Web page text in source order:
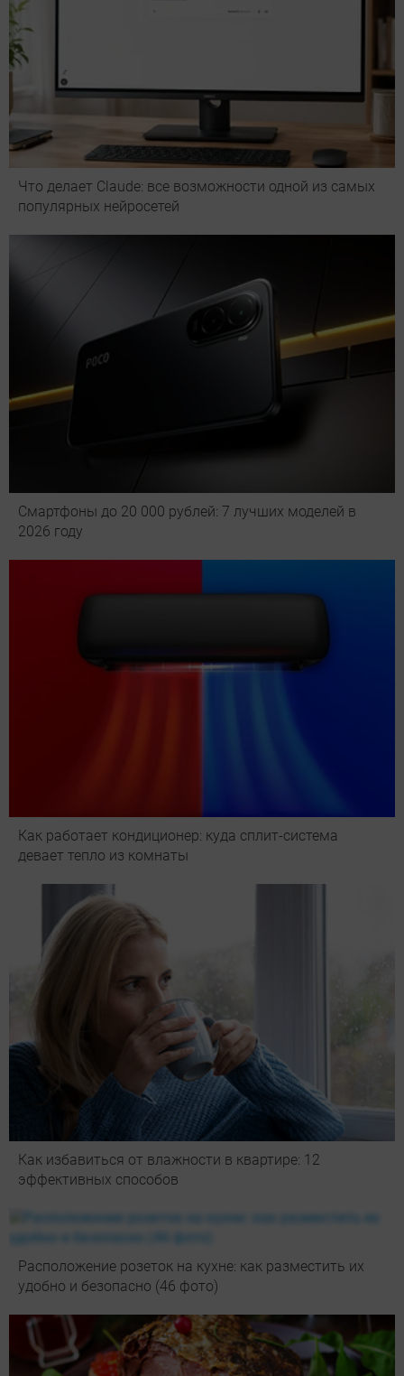
Что делает Сlaude: все возможности одной из самых
популярных нейросетей
Смартфоны до 20 000 рублей: 7 лучших моделей в
2026 году
Как работает кондиционер: куда сплит-система
девает тепло из комнаты
Как избавиться от влажности в квартире: 12
эффективных способов
Расположение розеток на кухне: как разместить их
удобно и безопасно (46 фото)